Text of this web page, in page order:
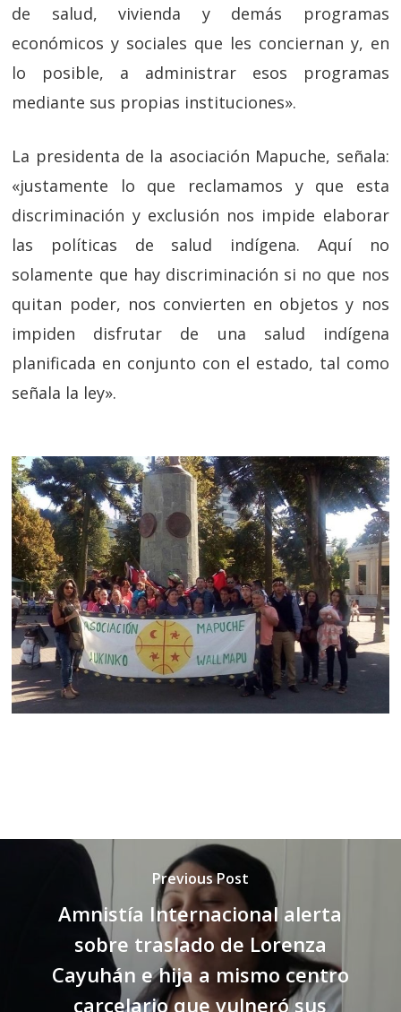
de
salud, vivienda y demás programas
económicos y sociales que les conciernan y, en
lo posible, a administrar esos programas
mediante sus propias instituciones».
La presidenta de la asociación Mapuche, señala:
«justamente lo que reclamamos y que esta
discriminación y exclusión nos impide elaborar
las políticas de salud indígena. Aquí no
solamente que hay discriminación si no que nos
quitan poder, nos convierten en objetos y nos
impiden disfrutar de una salud indígena
planificada en conjunto con el estado, tal como
señala la ley».
Previous Post
Amnistía Internacional alerta
sobre traslado de Lorenza
Cayuhán e hija a mismo centro
carcelario que vulneró sus